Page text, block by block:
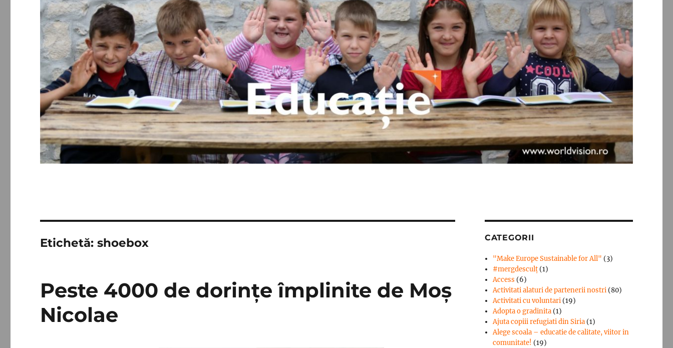
Etichetă:shoebox
Peste 4000 de dorinţe împlinite de Moş
Nicolae
CATEGORII
"Make Europe Sustainable for All" (3)
#mergdesculţ (1)
Access (6)
Activitati alaturi de partenerii nostri (80)
Activitati cu voluntari (19)
Adopta o gradinita (1)
Ajuta copiii refugiati din Siria (1)
Alege scoala – educatie de calitate, viitor in
comunitate! (19)